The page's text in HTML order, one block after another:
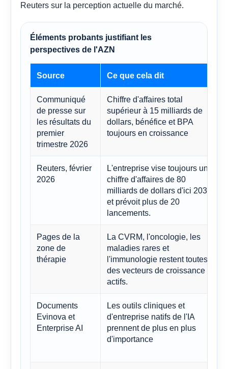
Reuters sur la perception actuelle du marché.
Éléments probants justifiant les
perspectives de l'AZN
Source Ce que cela dit
Communiqué
de presse sur
les résultats du
premier
trimestre 2026
Chiffre d'affaires total
supérieur à 15 milliards de
dollars, bénéfice et BPA
toujours en croissance
Reuters, février
2026
L'entreprise vise toujours un
chiffre d'affaires de 80
milliards de dollars d'ici 2030
et prévoit plus de 20
lancements.
Pages de la
zone de
thérapie
La CVRM, l'oncologie, les
maladies rares et
l'immunologie restent toutes
des vecteurs de croissance
actifs.
Documents
Evinova et
Enterprise AI
Les outils cliniques et
d'entreprise natifs de l'IA
prennent de plus en plus
d'importance